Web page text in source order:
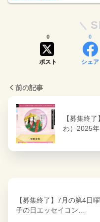
ポスト
0
シェア
0
前の記事
【募集終
わ）2025
【募集終了】7月の第4日
子の日エッセイコン…